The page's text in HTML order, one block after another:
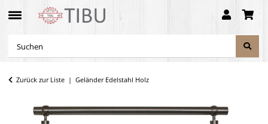
Zurück zur Liste Geländer Edelstahl Holz